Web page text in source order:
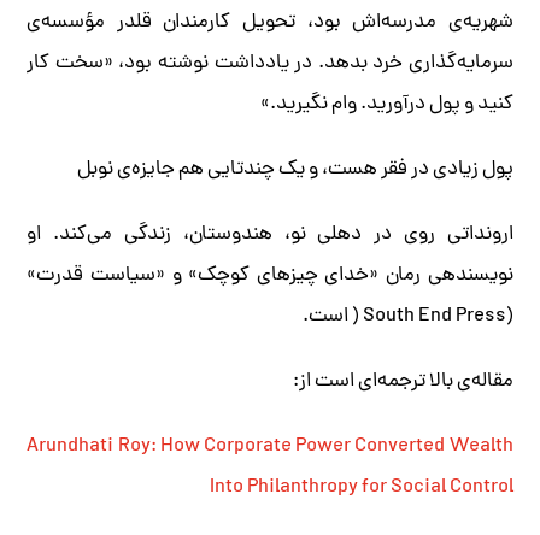
شهریه­‌ی مدرسه­‌اش بود، تحویل کارمندان قلدر مؤسسه‌­ی
سرمایه­‌گذاری خرد بدهد. در یادداشت نوشته ­بود، «سخت کار
کنید و پول درآورید. وام نگیرید.»
پول زیادی در فقر هست، و یک چندتایی هم جایزه­‌ی نوبل
ارونداتی روی در دهلی نو، هندوستان، زندگی می­‌کند. او
نویسنده­ی رمان «خدای چیزهای کوچک» و «سیاست قدرت»
(South End Press ( است.
مقاله‌ی بالا ترجمه‌‌ای است از:
Arundhati Roy: How Corporate Power Converted Wealth
Into Philanthropy for Social Control